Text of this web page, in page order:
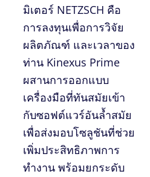
มิเตอร์ NETZSCH คือ
การลงทุนเพื่อการวิจัย
ผลิตภัณฑ์ และเวลาของ
ท่าน Kinexus Prime
ผสานการออกแบบ
เครื่องมือที่ทันสมัยเข้า
กับซอฟต์แวร์อันล้ำสมัย
เพื่อส่งมอบโซลูชันที่ช่วย
เพิ่มประสิทธิภาพการ
ทำงาน พร้อมยกระดับ